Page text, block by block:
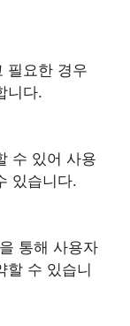
필요한 경우
니다.
수 있어 사용
있습니다.
통해 사용자
할 수 있습니